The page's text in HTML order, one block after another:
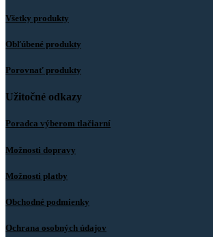
Všetky produkty
Obľúbené produkty
Porovnať produkty
Užitočné odkazy
Poradca výberom tlačiarní
Možnosti dopravy
Možnosti platby
Obchodné podmienky
Ochrana osobných údajov